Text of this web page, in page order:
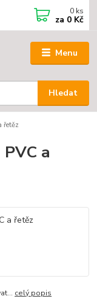
Menu
Hledat
0 ks
za 0 Kč
řetěz
a
celý popis